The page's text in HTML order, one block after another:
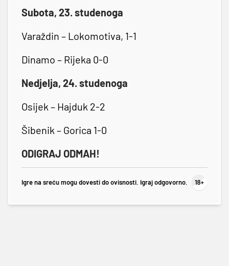
Subota, 23. studenoga
Varaždin – Lokomotiva, 1-1
Dinamo – Rijeka 0-0
Nedjelja, 24. studenoga
Osijek – Hajduk 2-2
Šibenik – Gorica 1-0
ODIGRAJ ODMAH!
Igre na sreću mogu dovesti do ovisnosti. Igraj odgovorno.